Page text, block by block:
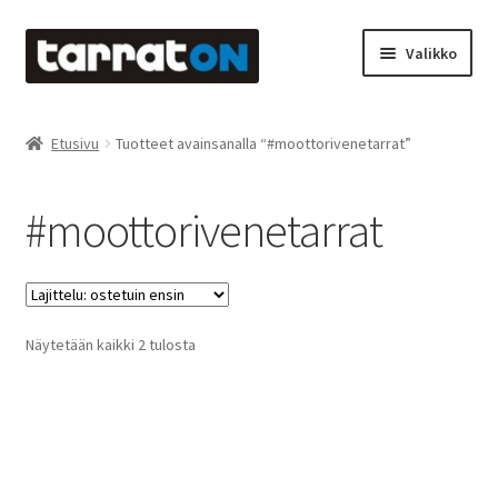
Siirry
navigointiin
Siirry
sisältöön
Valikko
Laserleikkaus & -kaiverrus
Mainosteippaukset & teippausten poisto
Muovitarrat & tulostetut tarrat
Etusivu Tuotteet avainsanalla “#moottorivenetarrat”
#moottorivenetarrat
Näytetään kaikki 2 tulostaSuosituimmat